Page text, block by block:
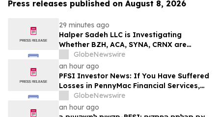
Press releases published on August 8, 2026
29 minutes ago
Halper Sadeh LLC is Investigating
Whether BZH, ACA, SYNA, CRNX are
Obtaining Fair Deals for their
Shareholders
GlobeNewswire
an hour ago
PFSI Investor News: If You Have Suffered
Losses in PennyMac Financial Services,
Inc. (NYSE: PFSI), You Are Encouraged to
Contact The Rosen Law Firm About Your
Rights
GlobeNewswire
an hour ago